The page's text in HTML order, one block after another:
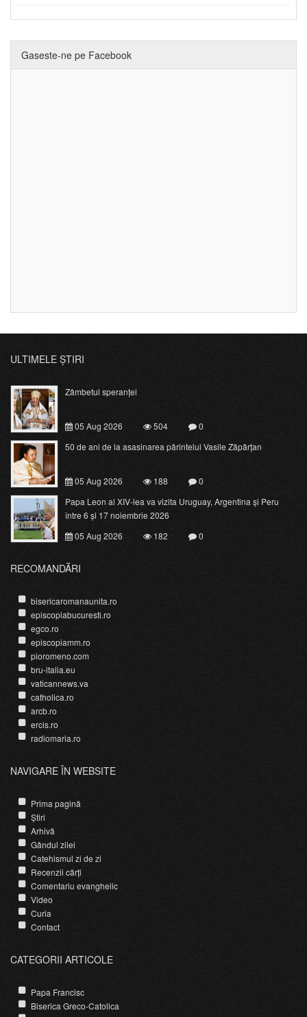
Gaseste-ne pe Facebook
ULTIMELE ȘTIRI
Zâmbetul speranței
05 Aug 2026 504
0
50 de ani de la asasinarea părintelui Vasile Zăpârțan
05 Aug 2026 188
0
Papa Leon al XIV-lea va vizita Uruguay, Argentina și Peru
între 6 și 17 noiembrie 2026
05 Aug 2026
182 0
RECOMANDĂRI
bisericaromanaunita.ro
episcopiabucuresti.ro
egco.ro
episcopiamm.ro
pioromeno.com
bru-italia.eu
vaticannews.va
catholica.ro
arcb.ro
ercis.ro
radiomaria.ro
NAVIGARE ÎN WEBSITE
Prima pagină
Știri
Arhivă
Gândul zilei
Catehismul zi de zi
Recenzii cărți
Comentariu evanghelic
Video
Curia
Contact
CATEGORII ARTICOLE
Papa Francisc
Biserica Greco-Catolica